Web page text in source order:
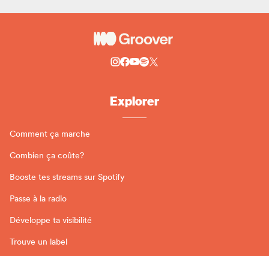
Explorer
Comment ça marche
Combien ça coûte?
Booste tes streams sur Spotify
Passe à la radio
Développe ta visibilité
Trouve un label